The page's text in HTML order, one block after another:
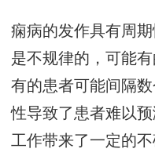
痫病的发作具有周
是不规律的，可能
有的患者可能间隔
性导致了患者难以
工作带来了一定的不